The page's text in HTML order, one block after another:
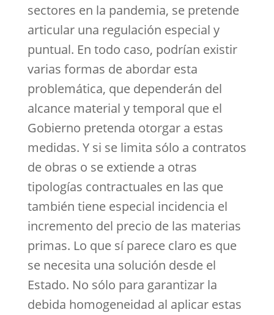
sectores en la pandemia, se pretende
articular una regulación especial y
puntual. En todo caso, podrían existir
varias formas de abordar esta
problemática, que dependerán del
alcance material y temporal que el
Gobierno pretenda otorgar a estas
medidas. Y si se limita sólo a contratos
de obras o se extiende a otras
tipologías contractuales en las que
también tiene especial incidencia el
incremento del precio de las materias
primas. Lo que sí parece claro es que
se necesita una solución desde el
Estado. No sólo para garantizar la
debida homogeneidad al aplicar estas